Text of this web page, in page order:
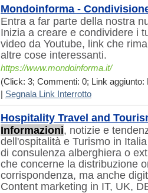
Mondoinforma -
Entra a far parte della nostra
Inizia a creare e condividere i
video da Youtube, link che
altre cose interessanti.
https://www.mondoinforma.it/
(Click: 3; Commenti: 0; Link aggiunto:
Segnala Link Interrotto
Hospitality Travel and
Informazioni, notizie e
dell'ospitalità e Turismo in
di consulenza alberghiera o
che concerne la distribuzione
corrispondenza, ma anche
Content marketing in IT, UK,